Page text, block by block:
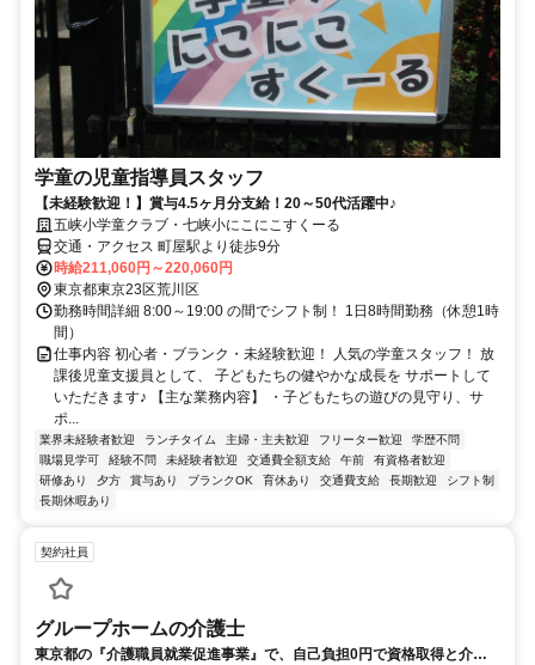
学童の児童指導員スタッフ
【未経験歓迎！】賞与4.5ヶ月分支給！20～50代活躍中♪
五峡小学童クラブ・七峡小にこにこすくーる
交通・アクセス 町屋駅より徒歩9分
時給211,060円～220,060円
東京都東京23区荒川区
勤務時間詳細 8:00～19:00 の間でシフト制！ 1日8時間勤務（休憩1時
間）
仕事内容 初心者・ブランク・未経験歓迎！ 人気の学童スタッフ！ 放
課後児童支援員として、 子どもたちの健やかな成長を サポートして
いただきます♪ 【主な業務内容】 ・子どもたちの遊びの見守り、サ
ポ...
業界未経験者歓迎 ランチタイム 主婦・主夫歓迎 フリーター歓迎
学歴不問
職場見学可
経験不問 未経験者歓迎 交通費全額支給 午前
有資格者歓迎
研修あり
夕方 賞与あり ブランクOK 育休あり 交通費支給 長期歓迎
シフト制
長期休暇あり
契約社員
グループホームの介護士
東京都の『介護職員就業促進事業』で、自己負担0円で資格取得と介護